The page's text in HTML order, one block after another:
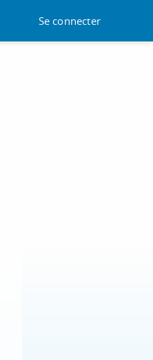
Se connecter